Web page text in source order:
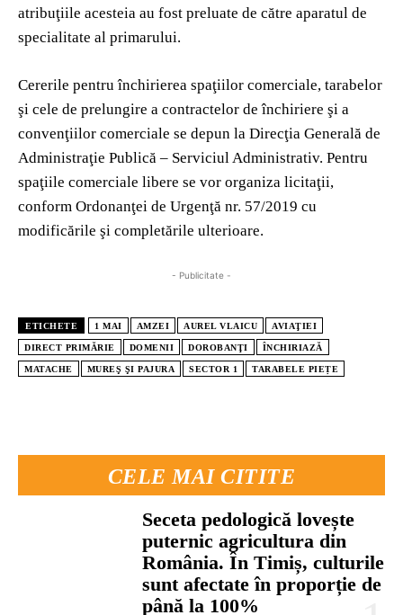
CELE MAI CITITE
Seceta pedologică lovește
puternic agricultura din
România. În Timiș, culturile
sunt afectate în proporție de
până la 100%
atribuţiile acesteia au fost preluate de către aparatul de
specialitate al primarului.
Cererile pentru închirierea spaţiilor comerciale, tarabelor
şi cele de prelungire a contractelor de închiriere şi a
convenţiilor comerciale se depun la Direcţia Generală de
Administraţie Publică – Serviciul Administrativ. Pentru
spaţiile comerciale libere se vor organiza licitaţii,
conform Ordonanţei de Urgenţă nr. 57/2019 cu
modificările şi completările ulterioare.
- Publicitate -
ETICHETE 1 MAI AMZEI AUREL VLAICU AVIAŢIEI
DIRECT PRIMĂRIE DOMENII DOROBANŢI ÎNCHIRIAZĂ
MATACHE MUREŞ ŞI PAJURA SECTOR 1 TARABELE PIEȚE